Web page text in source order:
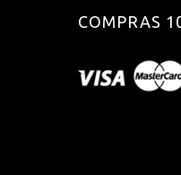
COMPRAS